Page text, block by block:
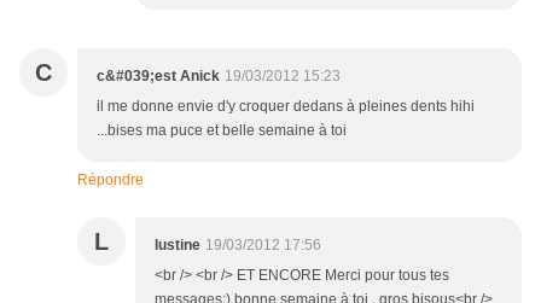
C c&#039;est Anick 19/03/2012 15:23
il me donne envie d'y croquer dedans à pleines dents hihi
...bises ma puce et belle semaine à toi
Répondre
L lustine 19/03/2012 17:56
<br /> <br /> ET ENCORE Merci pour tous tes
messages;) bonne semaine à toi , gros bisous<br />